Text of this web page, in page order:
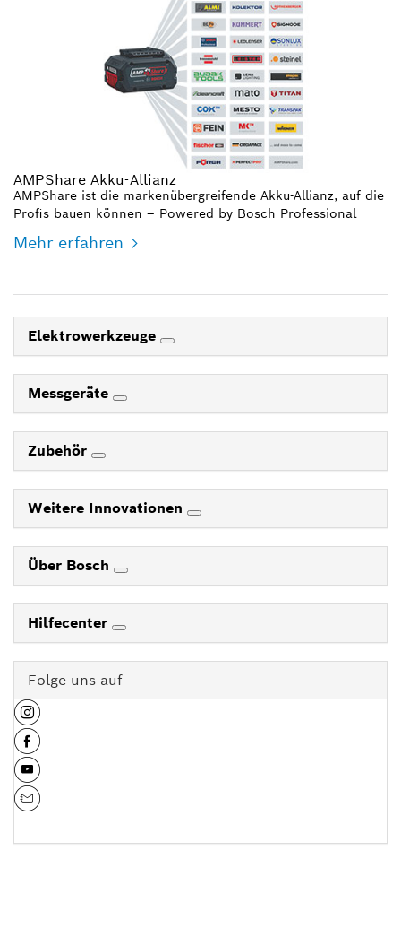
AMPShare Akku-Allianz
AMPShare ist die markenübergreifende Akku-Allianz, auf die
Profis bauen können – Powered by Bosch Professional
Mehr erfahren
Elektrowerkzeuge
Messgeräte
Zubehör
Weitere Innovationen
Über Bosch
Hilfecenter
Folge uns auf